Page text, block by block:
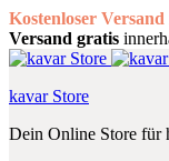
Kostenloser Versand
Versand gratis
kavar Store
Dein Online Store für